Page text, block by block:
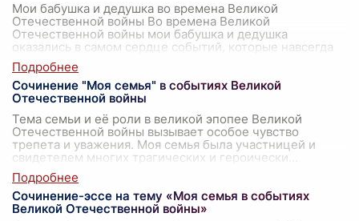
Мои бабушка и дедушка во времена Великой
Отечественной войны Во времена Великой
Отечественной войны мои бабушка и дедушка
оказались в самом сердце событий, которые навсегда
измени...
Сочинение "Моя семья" в событиях Великой
Отечественной войны
Тема семьи и её роли в великой эпопее Великой
Отечественной войны вызывает особое чувство
трепета и уважения. Моя семья была участницей и
свидетелем многих трагических и героически
Сочинение-эссе на тему «Моя семья в событиях
Великой Отечественной войны»